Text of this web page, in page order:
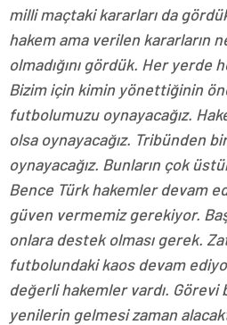
milli maçtaki kararları da
hakem ama verilen kararların
olmadığını gördük. Her yerde
Bizim için kimin yönettiğinin
futbolumuzu oynayacağız.
olsa oynayacağız. Tribünden
oynayacağız. Bunların çok
Bence Türk hakemler devam
güven vermemiz gerekiyor.
onlara destek olması gerek.
futbolundaki kaos devam
değerli hakemler vardı. Görevi
yenilerin gelmesi zaman